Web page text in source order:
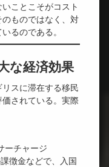
ことこそがコスト
ものではなく、対
るのである。
な経済効果
スに滞在する移民
されている。実際
ーチャージ
徴金などで、入国